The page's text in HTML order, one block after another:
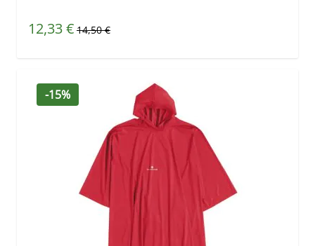
Prezzo speciale
12,33 € Prezzo predefinito
14,50 €
-15%